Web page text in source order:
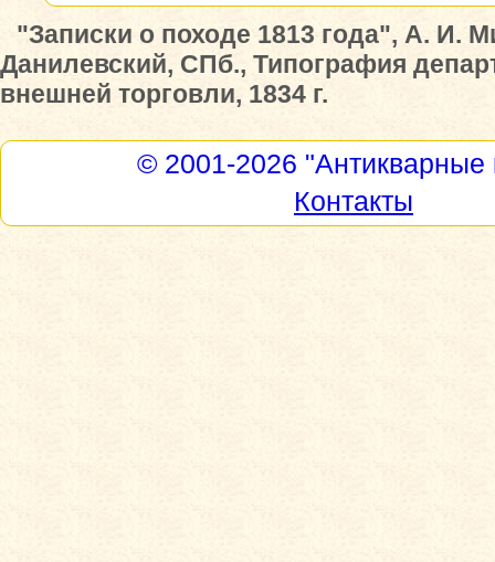
"Записки о походе 1813 года", А. И.
Данилевский, СПб., Типография
внешней торговли, 1834 г.
© 2001-2026 "Антикварные
Контакты